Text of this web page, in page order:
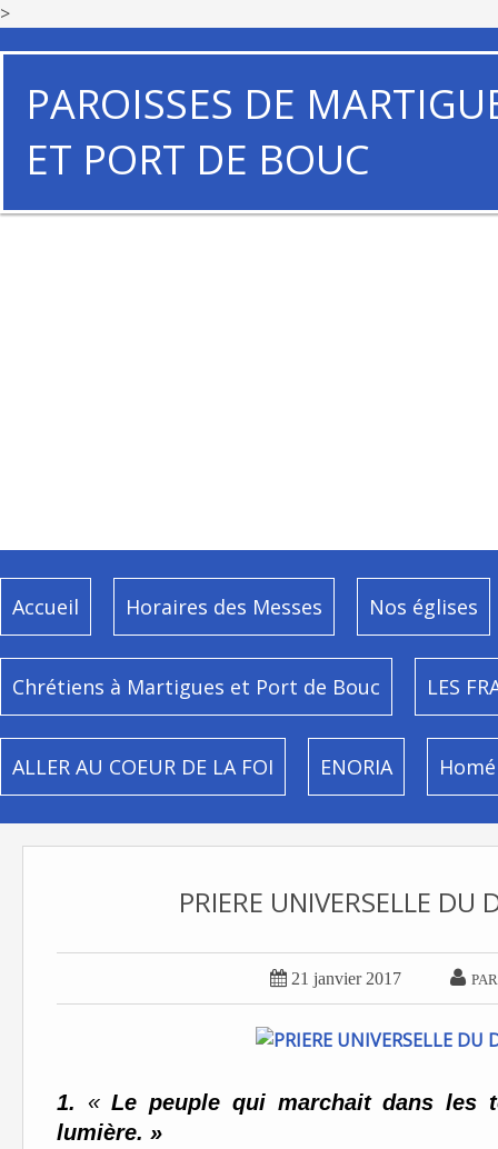
>
PAROISSES DE
ET PORT DE BOUC
Accueil Horaires des Messes Nos églises
Chrétiens à Martigues et Port de Bouc LES
ALLER AU COEUR DE LA FOI ENORIA
PRIERE UNIVERSELLE DU
 21 janvier 2017 
1. «Le peuple qui marchait dans les
lumière. »